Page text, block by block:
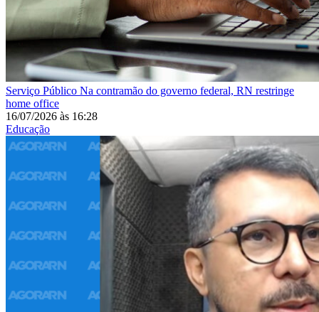
Serviço Público Na contramão do governo federal, RN restringe
home office
16/07/2026 às 16:28
Educação